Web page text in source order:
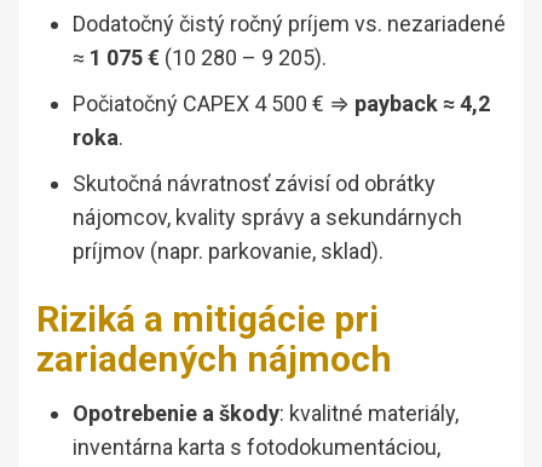
Dodatočný čistý ročný príjem vs. nezariadené
≈ 1 075 € (10 280 – 9 205).
Počiatočný CAPEX 4 500 € ⇒ payback ≈ 4,2
roka.
Skutočná návratnosť závisí od obrátky
nájomcov, kvality správy a sekundárnych
príjmov (napr. parkovanie, sklad).
Riziká a mitigácie pri
zariadených nájmoch
Opotrebenie a škody: kvalitné materiály,
inventárna karta s fotodokumentáciou,